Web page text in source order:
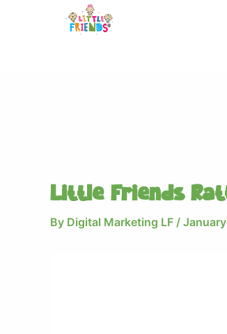
Little Friends
By Digital Marketing LF /